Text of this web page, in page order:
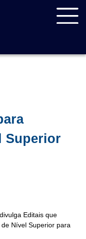
Superior
Editais que
Nível Superior para